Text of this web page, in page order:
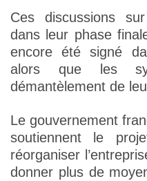
Ces discussions
dans leur phase
encore été signé
alors que les
démantèlement de
Le gouvernement
soutiennent le
réorganiser
donner plus de